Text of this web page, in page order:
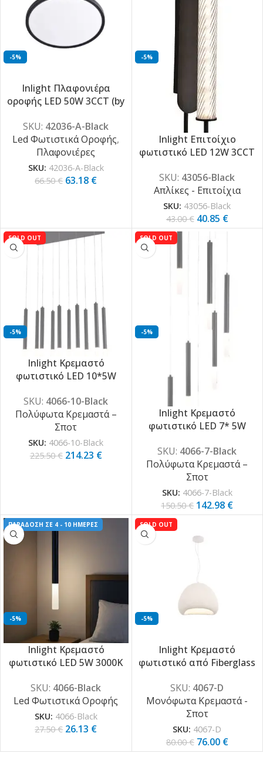
-5%
Inlight Πλαφονιέρα
οροφής LED 50W 3CCT (by
απόχρωση D:60×2,5cm
(42036-A-Black)
SKU: 42036-A-Black
Led Φωτιστικά Οροφής,
Πλαφονιέρες
SKU: 42036-A-Black
66.50€ 63.18 €
-5%
Inlight Επιτοίχιο
φωτιστικό LED 12W 3CCT
μέταλλο και ακρυλικό
D:12x50cm (43056-Black)
SKU: 43056-Black
Απλίκες - Επιτοίχια
SKU: 43056-Black
43.00€ 40.85 €
-5%
SOLD OUT
Inlight Κρεμαστό
φωτιστικό LED 10*5W
D:75X200cm (4066-10-
Black)
SKU: 4066-10-Black
Πολύφωτα Κρεμαστά –
Σποτ
SKU: 4066-10-Black
225.50€ 214.23 €
-5%
SOLD OUT
Inlight Κρεμαστό
φωτιστικό LED 7* 5W
D:40X200cm (4066-7-Black)
SKU: 4066-7-Black
Πολύφωτα Κρεμαστά –
Σποτ
SKU: 4066-7-Black
150.50€ 142.98 €
-5%
ΠΑΡΑΔΟΣΗ ΣΕ 4 - 10 ΗΜΕΡΕΣ
Inlight Κρεμαστό
φωτιστικό LED 5W 3000K
D:9X200cm (4066-Black)
SKU: 4066-Black
Led Φωτιστικά Οροφής
SKU: 4066-Black
27.50€ 26.13 €
-5%
SOLD OUT
Inlight Κρεμαστό
φωτιστικό από Fiberglass
SKU: 4067-D
Μονόφωτα Κρεμαστά -
Σποτ
SKU: 4067-D
80.00€ 76.00 €